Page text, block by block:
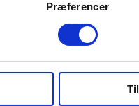
Præferencer